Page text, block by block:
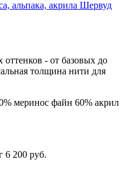
- от базовых до
толщина нити для
меринос файн 60% акрил
6 200 руб.